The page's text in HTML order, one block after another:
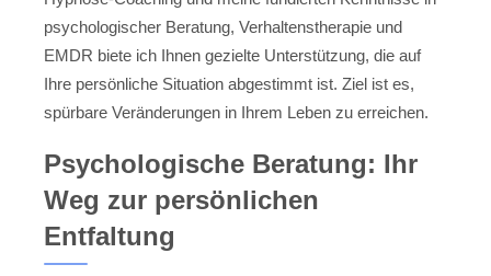
psychologischer Beratung, Verhaltenstherapie und
EMDR biete ich Ihnen gezielte Unterstützung, die auf
Ihre persönliche Situation abgestimmt ist. Ziel ist es,
spürbare Veränderungen in Ihrem Leben zu erreichen.
Psychologische Beratung: Ihr
Weg zur persönlichen
Entfaltung